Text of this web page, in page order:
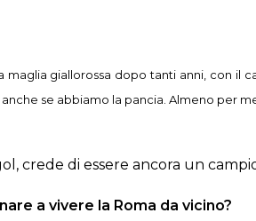
giallorossa dopo tanti anni, con
se abbiamo la pancia. Almeno per
crede di essere ancora un
a vivere la Roma da vicino?